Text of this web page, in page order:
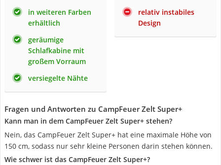
in weiteren Farben
erhältlich
geräumige
Schlafkabine mit
großem Vorraum
versiegelte Nähte
relativ instabiles
Design
Fragen und Antworten zu CampFeuer Zelt Super+
Kann man in dem CampFeuer Zelt Super+ stehen?
Nein, das CampFeuer Zelt Super+ hat eine maximale Höhe von
150 cm, sodass nur sehr kleine Personen darin stehen können.
Wie schwer ist das CampFeuer Zelt Super+?